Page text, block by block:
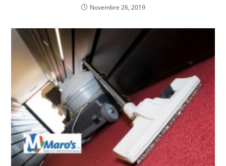
Novembre 26, 2019